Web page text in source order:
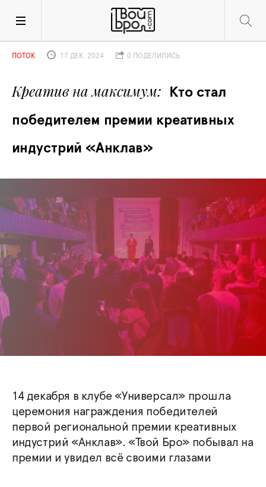
Креатив на максимум
Кто стал
победителем премии креативных
индустрий «Анклав»
ПОТОК 17 ДЕК. 2024 0 ПОДЕЛИЛИСЬ
14 декабря в клубе «Универсал» прошла
церемония награждения победителей
первой региональной премии креативных
индустрий «Анклав». «Твой Бро» побывал на
премии и увидел всё своими глазами